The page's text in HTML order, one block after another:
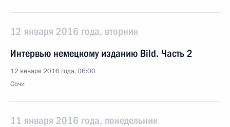
12 января 2016 года, вторник
Интервью немецкому изданию Bild. Часть 2
12 января 2016 года, 06:00
Сочи
11 января 2016 года, понедельник